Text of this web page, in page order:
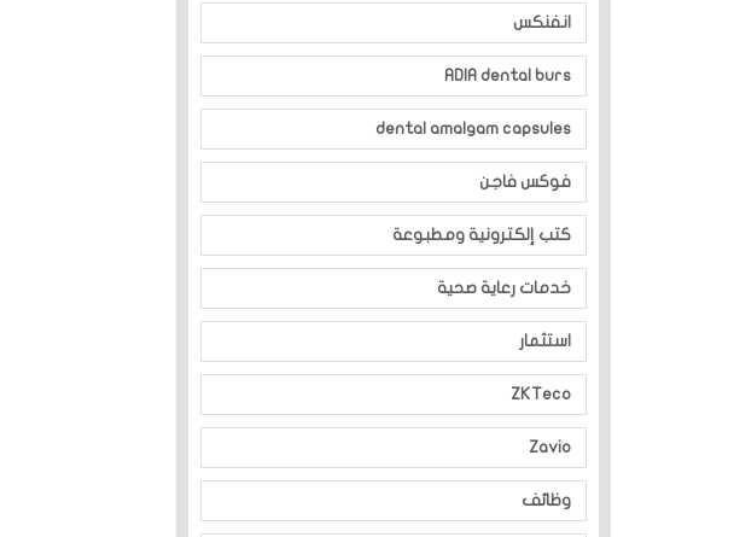
انفنكس
ADIA dental burs
dental amalgam capsules
فوكس فاجن
كتب إلكترونية ومطبوعة
خدمات رعاية صحية
استثمار
ZKTeco
Zavio
وظائف